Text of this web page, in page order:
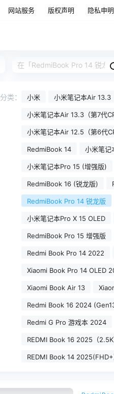
网站服务 版权声明 隐私申明
分类： 小米 小米笔记本Air 13.3
小米笔记本Air 13.3（第7代
小米笔记本Air 12.5（第6代
RedmiBook 14 小米笔记
小米笔记本Pro 15 (增强版)
RedmiBook 16 (锐龙版)
RedmiBook Pro 14 锐龙版
小米笔记本Pro X 15 OLED
RedmiBook Pro 15 增强版
Redmi Book Pro 14 2022
Xiaomi Book Pro 14 OLED
Xiaomi Book Air 13
Redmi Book 16 2024
Redmi G Pro 游戏本 2024
REDMI Book 16 2025（2.5K
REDMI Book 14